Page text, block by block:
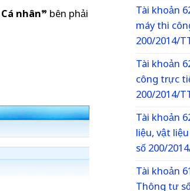
Cá nhân” bên phải
Tài khoản
máy thi
200/2014/
Tài khoản
công trực
200/2014/
Tài khoản
liệu, vật
số 200/
Tài khoản